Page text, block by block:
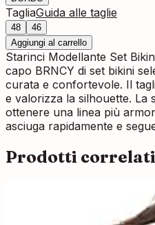
TagliaGuida alle taglie
48
46
Aggiungi al carrello
Starinci Modellante Set
capo BRNCY di set bikini
curata e confortevole. Il
e valorizza la silhouette. La
ottenere una linea più
asciuga rapidamente e
Prodotti correlati